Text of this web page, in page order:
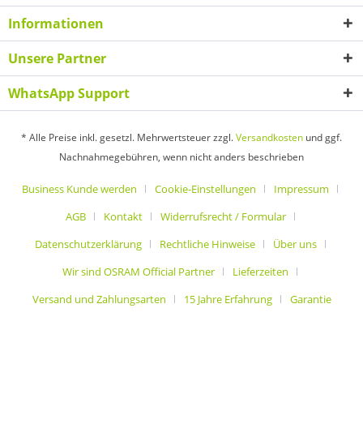
Informationen
Unsere Partner
WhatsApp Support
* Alle Preise inkl. gesetzl. Mehrwertsteuer zzgl.Versandkosten und ggf.
Nachnahmegebühren, wenn nicht anders beschrieben
Business Kunde werden Cookie-Einstellungen
Impressum
AGB
Kontakt
Widerrufsrecht / Formular
Datenschutzerklärung
Rechtliche Hinweise
Über uns
Wir sind OSRAM Official Partner
Lieferzeiten
Versand und Zahlungsarten
15 Jahre Erfahrung Garantie